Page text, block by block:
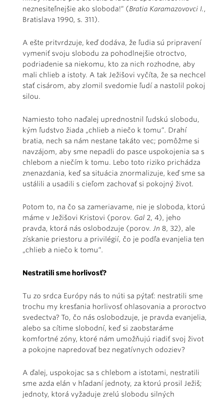
neznesiteľnejšie ako sloboda!“ (Bratia Karamazovovci I.,
Bratislava 1990, s. 311).
A ešte pritvrdzuje, keď dodáva, že ľudia sú pripravení
vymeniť svoju slobodu za pohodlnejšie otroctvo,
podriadenie sa niekomu, kto za nich rozhodne, aby
mali chlieb a istoty. A tak Ježišovi vyčíta, že sa nechcel
stať cisárom, aby zlomil svedomie ľudí a nastolil pokoj
silou.
Namiesto toho naďalej uprednostnil ľudskú slobodu,
kým ľudstvo žiada „chlieb a niečo k tomu“. Drahí
bratia, nech sa nám nestane takáto vec; pomôžme si
navzájom, aby sme nepadli do pasce uspokojenia sa s
chlebom a niečím k tomu. Lebo toto riziko prichádza
znenazdania, keď sa situácia znormalizuje, keď sme sa
ustálili a usadili s cieľom zachovať si pokojný život.
Potom to, na čo sa zameriavame, nie je sloboda, ktorú
máme v Ježišovi Kristovi (porov. Gal 2, 4), jeho
pravda, ktorá nás oslobodzuje (porov. Jn 8, 32), ale
získanie priestoru a privilégií, čo je podľa evanjelia ten
„chlieb a niečo k tomu“.
Nestratili sme horlivosť?
Tu zo srdca Európy nás to núti sa pýtať: nestratili sme
trochu my kresťania horlivosť ohlasovania a proroctvo
svedectva? To, čo nás oslobodzuje, je pravda evanjelia,
alebo sa cítime slobodní, keď si zaobstaráme
komfortné zóny, ktoré nám umožňujú riadiť svoj život
a pokojne napredovať bez negatívnych odoziev?
A ďalej, uspokojac sa s chlebom a istotami, nestratili
sme azda elán v hľadaní jednoty, za ktorú prosil Ježiš;
jednoty, ktorá vyžaduje zrelú slobodu silných